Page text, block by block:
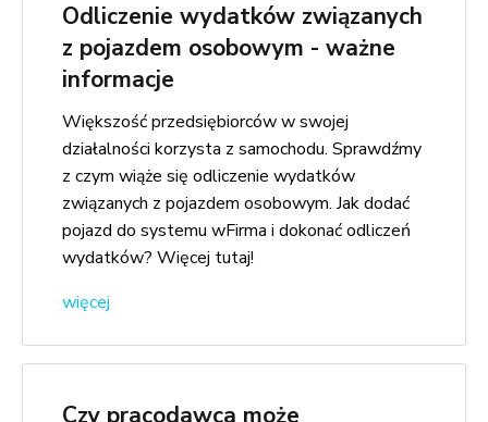
Odliczenie wydatków związanych
z pojazdem osobowym - ważne
informacje
Większość przedsiębiorców w swojej
działalności korzysta z samochodu. Sprawdźmy
z czym wiąże się odliczenie wydatków
związanych z pojazdem osobowym. Jak dodać
pojazd do systemu wFirma i dokonać odliczeń
wydatków? Więcej tutaj!
więcej
Czy pracodawca może